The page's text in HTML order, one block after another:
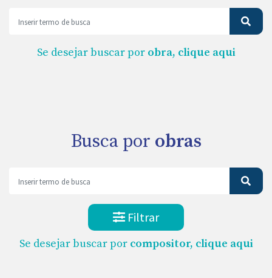
Se desejar buscar por obra, clique aqui
Busca por obras
Filtrar
Se desejar buscar por compositor, clique aqui